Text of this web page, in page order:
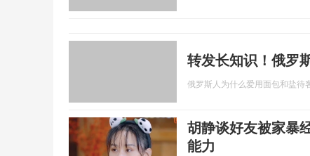
转发长知识！俄罗
俄罗斯人为什么爱用面包和盐待
胡静谈好友被家暴
能力